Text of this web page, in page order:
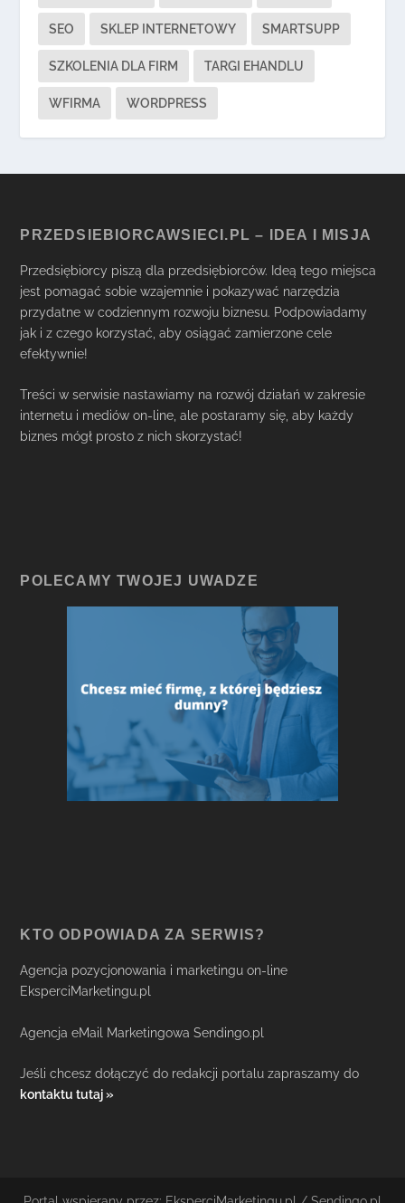
SEO SKLEP INTERNETOWY SMARTSUPP
SZKOLENIA DLA FIRM TARGI EHANDLU
WFIRMA WORDPRESS
PRZEDSIEBIORCAWSIECI.PL – IDEA I MISJA
Przedsiębiorcy piszą dla przedsiębiorców. Ideą tego miejsca
jest pomagać sobie wzajemnie i pokazywać narzędzia
przydatne w codziennym rozwoju biznesu. Podpowiadamy
jak i z czego korzystać, aby osiągać zamierzone cele
efektywnie!
Treści w serwisie nastawiamy na rozwój działań w zakresie
internetu i mediów on-line, ale postaramy się, aby każdy
biznes mógł prosto z nich skorzystać!
POLECAMY TWOJEJ UWADZE
KTO ODPOWIADA ZA SERWIS?
Agencja pozycjonowania i marketingu on-line
EksperciMarketingu.pl
Agencja eMail Marketingowa Sendingo.pl
Jeśli chcesz dołączyć do redakcji portalu zapraszamy do
kontaktu tutaj »